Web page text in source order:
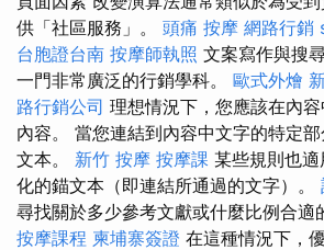
供「社區服務」。 頭痛 按摩 網路行銷
台胞證台南 按摩師執照 文案寫作與搜
一門非常廣泛的行銷學科。 歐式外燴
路行銷公司 理想情況下，您應該在內
內容。 當您連結到內容中文字的特定
文本。 新竹 按摩 按摩課 某些規則也
化的錨文本（即連結所通過的文字）。
尋找關於多少參考文獻或什麼比例合適
按摩課程 柬埔寨簽證 在這種情況下，